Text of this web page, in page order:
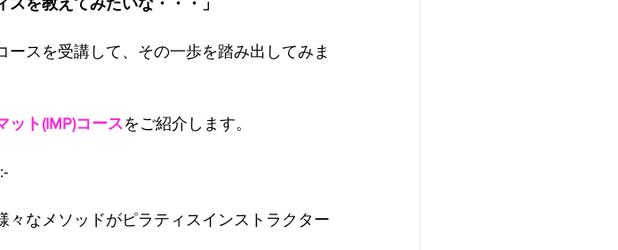
を教えてみたいな・・・」
スを受講して、その一歩を踏み出してみま
ット(IMP)コースをご紹介します。
なメソッドがピラティスインストラクター